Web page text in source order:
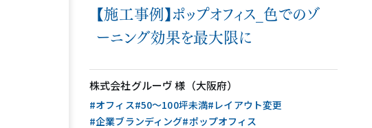
【施工事例】ポップオフィス_色でのゾ
ーニング効果を最大限に
株式会社グルーヴ 様（大阪府）
#オフィス#50〜100坪未満#レイアウト変更
#企業ブランディング#ポップオフィス